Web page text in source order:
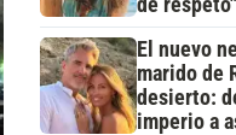
El nuevo
marido de
desierto:
imperio a